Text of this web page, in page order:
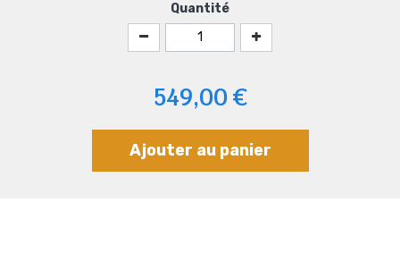
Quantité
549,00 €
Ajouter au panier